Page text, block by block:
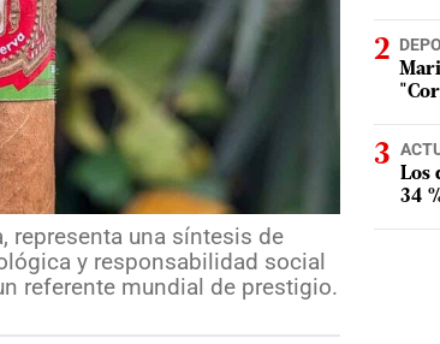
representa una síntesis de
y responsabilidad social
referente mundial de prestigio.
Los
34